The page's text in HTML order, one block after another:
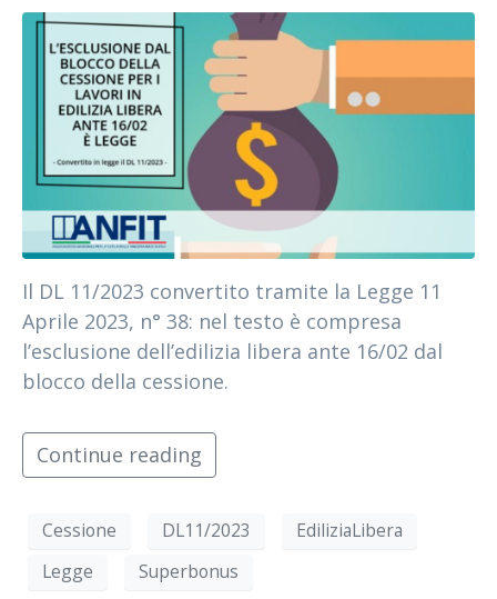
Il DL 11/2023 convertito tramite la Legge 11
Aprile 2023, n° 38: nel testo è compresa
l’esclusione dell’edilizia libera ante 16/02 dal
blocco della cessione.
Continue reading
Cessione DL11/2023
EdiliziaLibera
Legge
Superbonus